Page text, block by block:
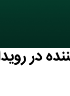
در